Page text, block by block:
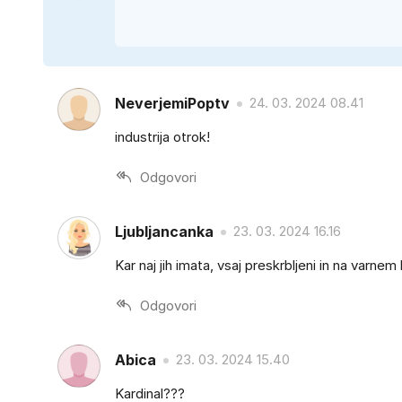
NeverjemiPoptv
24. 03. 2024 08.41
industrija otrok!
Odgovori
Ljubljancanka
23. 03. 2024 16.16
Kar naj jih imata, vsaj preskrbljeni in na varnem
Odgovori
Abica
23. 03. 2024 15.40
Kardinal???